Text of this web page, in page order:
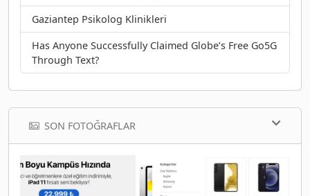
Gaziantep Psikolog Klinikleri
Has Anyone Successfully Claimed Globe’s Free Go5G
Through Text?
SON FOTOĞRAFLAR